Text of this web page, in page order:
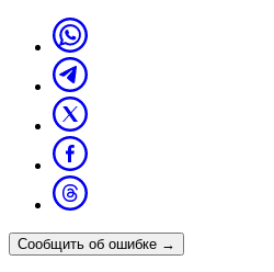
Сообщить об ошибке →